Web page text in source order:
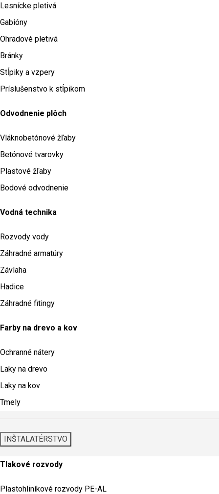
Lesnícke pletivá
Gabióny
Ohradové pletivá
Bránky
Stĺpiky a vzpery
Príslušenstvo k stĺpikom
Odvodnenie plôch
Vláknobetónové žľaby
Betónové tvarovky
Plastové žľaby
Bodové odvodnenie
Vodná technika
Rozvody vody
Záhradné armatúry
Závlaha
Hadice
Záhradné fitingy
Farby na drevo a kov
Ochranné nátery
Laky na drevo
Laky na kov
Tmely
INŠTALATÉRSTVO
Tlakové rozvody
Plastohliníkové rozvody PE-AL